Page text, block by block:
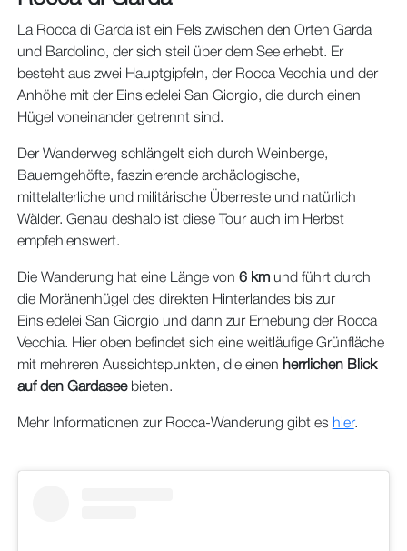
La Rocca di Garda ist ein Fels zwischen den Orten Garda
und Bardolino, der sich steil über dem See erhebt. Er
besteht aus zwei Hauptgipfeln, der Rocca Vecchia und der
Anhöhe mit der Einsiedelei San Giorgio, die durch einen
Hügel voneinander getrennt sind.
Der Wanderweg schlängelt sich durch Weinberge,
Bauerngehöfte, faszinierende archäologische,
mittelalterliche und militärische Überreste und natürlich
Wälder. Genau deshalb ist diese Tour auch im Herbst
empfehlenswert.
Die Wanderung hat eine Länge von 6 kmund führt durch
die Moränenhügel des direkten Hinterlandes bis zur
Einsiedelei San Giorgio und dann zur Erhebung der Rocca
Vecchia. Hier oben befindet sich eine weitläufige Grünfläche
mit mehreren Aussichtspunkten, die einen herrlichen Blick
auf den Gardaseebieten.
Mehr Informationen zur Rocca-Wanderung gibt es hier.